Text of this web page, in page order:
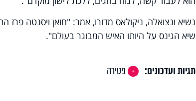
שיא הגינס על היותו האיש המבוגר בעולם".
תגיות ועדכונים: פטירה